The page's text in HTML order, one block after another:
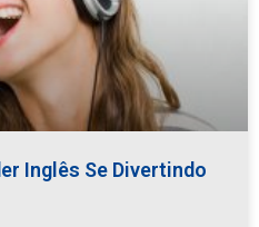
Inglês Se Divertindo